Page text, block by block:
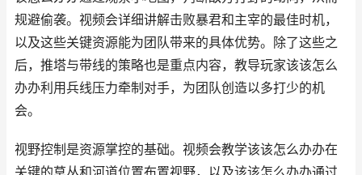
规避偷袭。视频会详细讲解击败暴君和主宰的最佳时机，
以及这些关键资源能为团队带来的具体优势。除了这些之
后，推塔与带线的策略也是重点内容，教导玩家该该怎么
办办利用兵线压力牵制对手，为团队创造以多打少的机
会。
视野控制是资源掌控的基础。视频会教学该该怎么办办在